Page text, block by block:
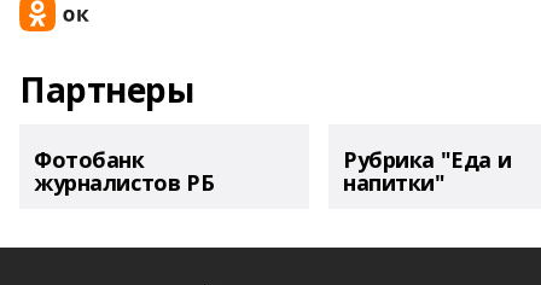
Партнеры
Фотобанк
журналистов РБ
Рубрика "Еда и
напитки"